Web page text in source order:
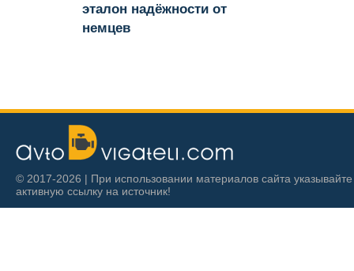
эталон надёжности от
немцев
© 2017-2026 | При использовании материалов сайта указывайте
активную ссылку на источник!